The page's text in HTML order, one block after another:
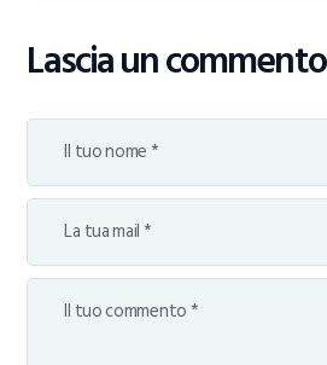
Lascia un commento